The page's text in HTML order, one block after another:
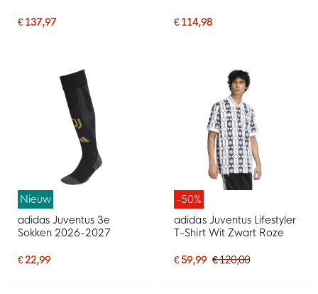
€ 137,97 € 114,98
Nieuw
adidas Juventus 3e
Sokken 2026-2027
€ 22,99
-50%
adidas Juventus Lifestyler
T-Shirt Wit Zwart Roze
€ 59,99 € 120,00